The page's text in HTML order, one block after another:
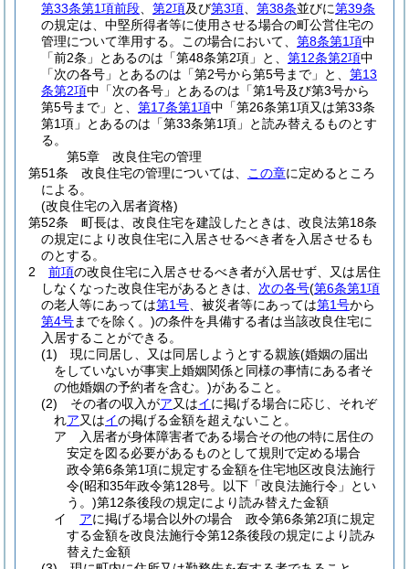
第33条第1項前段
第2項及び第3項 第38条並びに第39条
の規定は、中堅所得者等に使用させる場合の町公営住宅の
管理について準用する。
この場合において、 第8条第1項中
「前2条」とあるのは「第48条第2項」と、 第12条第2項中
「次の各号」とあるのは「第2号から第5号まで」と、 第13
条第2項中「次の各号」とあるのは「第1号及び第3号から
第5号まで」と、 第17条第1項中「第26条第1項又は第33条
第1項」とあるのは「第33条第1項」と読み替えるものとす
る。
第5章
改良住宅の管理
第51条
改良住宅の管理については、 この章に定めるところ
による。
(改良住宅の入居者資格)
第52条
町長は、改良住宅を建設したときは、改良法第18条
の規定により改良住宅に入居させるべき者を入居させるも
のとする。
2
前項の改良住宅に入居させるべき者が入居せず、又は居住
しなくなった改良住宅があるときは、 次の各号(第6条第1項
の老人等にあっては第1号 、被災者等にあっては第1号から
第4号までを除く。)の条件を具備する者は当該改良住宅に
入居することができる。
(1)
現に同居し、又は同居しようとする親族(婚姻の届出
をしていないが事実上婚姻関係と同様の事情にある者そ
の他婚姻の予約者を含む。)があること。
(2)
その者の収入がア又はイに掲げる場合に応じ、それぞ
れア又はイの掲げる金額を超えないこと。
ア
入居者が身体障害者である場合その他の特に居住の
安定を図る必要があるものとして規則で定める場合
政令第6条第1項に規定する金額を住宅地区改良法施行
令(昭和35年政令第128号。以下「改良法施行令」とい
う。)第12条後段の規定により読み替えた金額
イ
アに掲げる場合以外の場合 政令第6条第2項に規定
する金額を改良法施行令第12条後段の規定により読み
替えた金額